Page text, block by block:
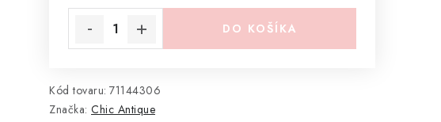
DO KOŠÍKA
Kód tovaru: 71144306
Značka: Chic Antique